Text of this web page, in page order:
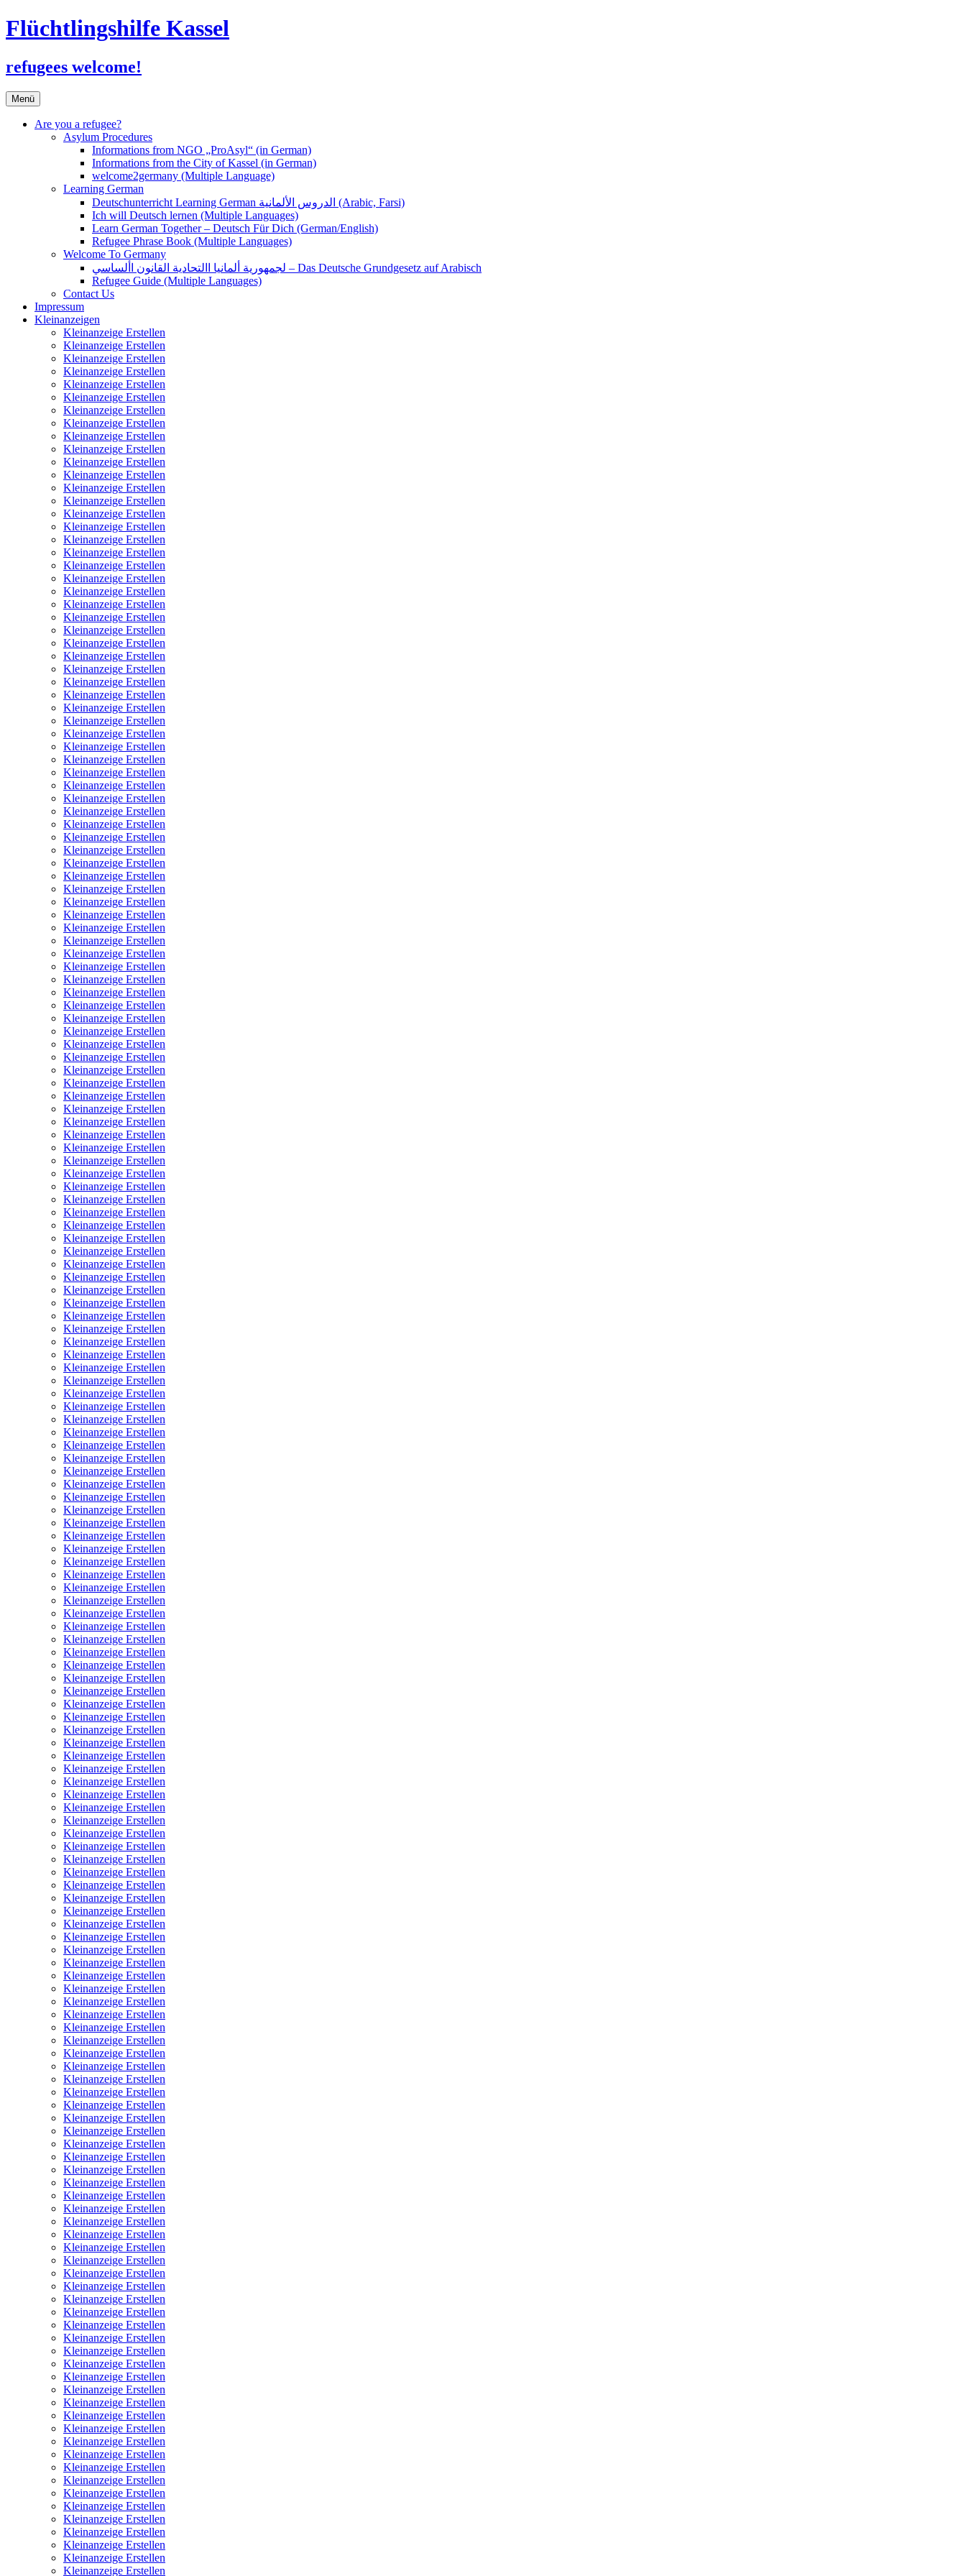
Flüchtlingshilfe Kassel
refugees welcome!
Menü Zum
Inhalt
springen
Are you a refugee?
Asylum Procedures
Informations from NGO „ProAsyl“ (in German)
Informations from the City of Kassel (in German)
welcome2germany (Multiple Language)
Learning German
Deutschunterricht Learning German الدروس الألمانية (Arabic, Farsi)
Ich will Deutsch lernen (Multiple Languages)
Learn German Together – Deutsch Für Dich (German/English)
Refugee Phrase Book (Multiple Languages)
Welcome To Germany
لجمهورية ألمانيا االتحادية القانون األساسي – Das Deutsche Grundgesetz auf Arabisch
Refugee Guide (Multiple Languages)
Contact Us
Impressum
Kleinanzeigen
Kleinanzeige Erstellen
Kleinanzeige Erstellen
Kleinanzeige Erstellen
Kleinanzeige Erstellen
Kleinanzeige Erstellen
Kleinanzeige Erstellen
Kleinanzeige Erstellen
Kleinanzeige Erstellen
Kleinanzeige Erstellen
Kleinanzeige Erstellen
Kleinanzeige Erstellen
Kleinanzeige Erstellen
Kleinanzeige Erstellen
Kleinanzeige Erstellen
Kleinanzeige Erstellen
Kleinanzeige Erstellen
Kleinanzeige Erstellen
Kleinanzeige Erstellen
Kleinanzeige Erstellen
Kleinanzeige Erstellen
Kleinanzeige Erstellen
Kleinanzeige Erstellen
Kleinanzeige Erstellen
Kleinanzeige Erstellen
Kleinanzeige Erstellen
Kleinanzeige Erstellen
Kleinanzeige Erstellen
Kleinanzeige Erstellen
Kleinanzeige Erstellen
Kleinanzeige Erstellen
Kleinanzeige Erstellen
Kleinanzeige Erstellen
Kleinanzeige Erstellen
Kleinanzeige Erstellen
Kleinanzeige Erstellen
Kleinanzeige Erstellen
Kleinanzeige Erstellen
Kleinanzeige Erstellen
Kleinanzeige Erstellen
Kleinanzeige Erstellen
Kleinanzeige Erstellen
Kleinanzeige Erstellen
Kleinanzeige Erstellen
Kleinanzeige Erstellen
Kleinanzeige Erstellen
Kleinanzeige Erstellen
Kleinanzeige Erstellen
Kleinanzeige Erstellen
Kleinanzeige Erstellen
Kleinanzeige Erstellen
Kleinanzeige Erstellen
Kleinanzeige Erstellen
Kleinanzeige Erstellen
Kleinanzeige Erstellen
Kleinanzeige Erstellen
Kleinanzeige Erstellen
Kleinanzeige Erstellen
Kleinanzeige Erstellen
Kleinanzeige Erstellen
Kleinanzeige Erstellen
Kleinanzeige Erstellen
Kleinanzeige Erstellen
Kleinanzeige Erstellen
Kleinanzeige Erstellen
Kleinanzeige Erstellen
Kleinanzeige Erstellen
Kleinanzeige Erstellen
Kleinanzeige Erstellen
Kleinanzeige Erstellen
Kleinanzeige Erstellen
Kleinanzeige Erstellen
Kleinanzeige Erstellen
Kleinanzeige Erstellen
Kleinanzeige Erstellen
Kleinanzeige Erstellen
Kleinanzeige Erstellen
Kleinanzeige Erstellen
Kleinanzeige Erstellen
Kleinanzeige Erstellen
Kleinanzeige Erstellen
Kleinanzeige Erstellen
Kleinanzeige Erstellen
Kleinanzeige Erstellen
Kleinanzeige Erstellen
Kleinanzeige Erstellen
Kleinanzeige Erstellen
Kleinanzeige Erstellen
Kleinanzeige Erstellen
Kleinanzeige Erstellen
Kleinanzeige Erstellen
Kleinanzeige Erstellen
Kleinanzeige Erstellen
Kleinanzeige Erstellen
Kleinanzeige Erstellen
Kleinanzeige Erstellen
Kleinanzeige Erstellen
Kleinanzeige Erstellen
Kleinanzeige Erstellen
Kleinanzeige Erstellen
Kleinanzeige Erstellen
Kleinanzeige Erstellen
Kleinanzeige Erstellen
Kleinanzeige Erstellen
Kleinanzeige Erstellen
Kleinanzeige Erstellen
Kleinanzeige Erstellen
Kleinanzeige Erstellen
Kleinanzeige Erstellen
Kleinanzeige Erstellen
Kleinanzeige Erstellen
Kleinanzeige Erstellen
Kleinanzeige Erstellen
Kleinanzeige Erstellen
Kleinanzeige Erstellen
Kleinanzeige Erstellen
Kleinanzeige Erstellen
Kleinanzeige Erstellen
Kleinanzeige Erstellen
Kleinanzeige Erstellen
Kleinanzeige Erstellen
Kleinanzeige Erstellen
Kleinanzeige Erstellen
Kleinanzeige Erstellen
Kleinanzeige Erstellen
Kleinanzeige Erstellen
Kleinanzeige Erstellen
Kleinanzeige Erstellen
Kleinanzeige Erstellen
Kleinanzeige Erstellen
Kleinanzeige Erstellen
Kleinanzeige Erstellen
Kleinanzeige Erstellen
Kleinanzeige Erstellen
Kleinanzeige Erstellen
Kleinanzeige Erstellen
Kleinanzeige Erstellen
Kleinanzeige Erstellen
Kleinanzeige Erstellen
Kleinanzeige Erstellen
Kleinanzeige Erstellen
Kleinanzeige Erstellen
Kleinanzeige Erstellen
Kleinanzeige Erstellen
Kleinanzeige Erstellen
Kleinanzeige Erstellen
Kleinanzeige Erstellen
Kleinanzeige Erstellen
Kleinanzeige Erstellen
Kleinanzeige Erstellen
Kleinanzeige Erstellen
Kleinanzeige Erstellen
Kleinanzeige Erstellen
Kleinanzeige Erstellen
Kleinanzeige Erstellen
Kleinanzeige Erstellen
Kleinanzeige Erstellen
Kleinanzeige Erstellen
Kleinanzeige Erstellen
Kleinanzeige Erstellen
Kleinanzeige Erstellen
Kleinanzeige Erstellen
Kleinanzeige Erstellen
Kleinanzeige Erstellen
Kleinanzeige Erstellen
Kleinanzeige Erstellen
Kleinanzeige Erstellen
Kleinanzeige Erstellen
Kleinanzeige Erstellen
Kleinanzeige Erstellen
Kleinanzeige Erstellen
Kleinanzeige Erstellen
Kleinanzeige Erstellen
Kleinanzeige Erstellen
Kleinanzeige Erstellen